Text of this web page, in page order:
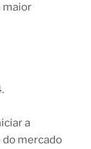
maior
a
do mercado